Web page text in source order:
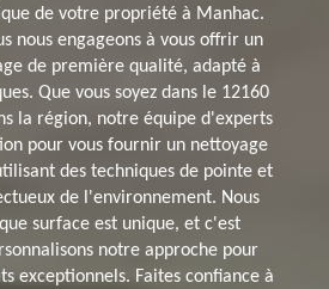
de votre propriété à Manhac.
nous engageons à vous offrir un
de première qualité, adapté à
Que vous soyez dans le 12160
la région, notre équipe d'experts
pour vous fournir un nettoyage
des techniques de pointe et
de l'environnement. Nous
surface est unique, et c'est
notre approche pour
exceptionnels. Faites confiance à